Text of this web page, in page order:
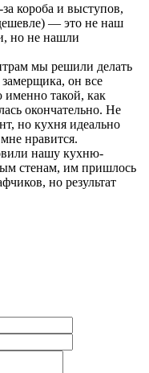
короба и выступов,
— это не наш
но не нашли
мы решили делать
он все
именно такой, как
окончательно. Не
но кухня идеально
нравится.
нашу кухню-
стенам, им пришлось
но результат